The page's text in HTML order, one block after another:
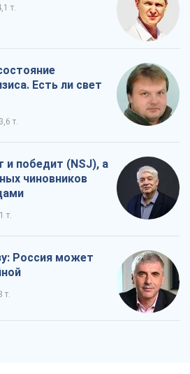
т.
Есть ли свет
3,6 т.
и победит (NSJ), а
чиновников
т.
Россия может
т.